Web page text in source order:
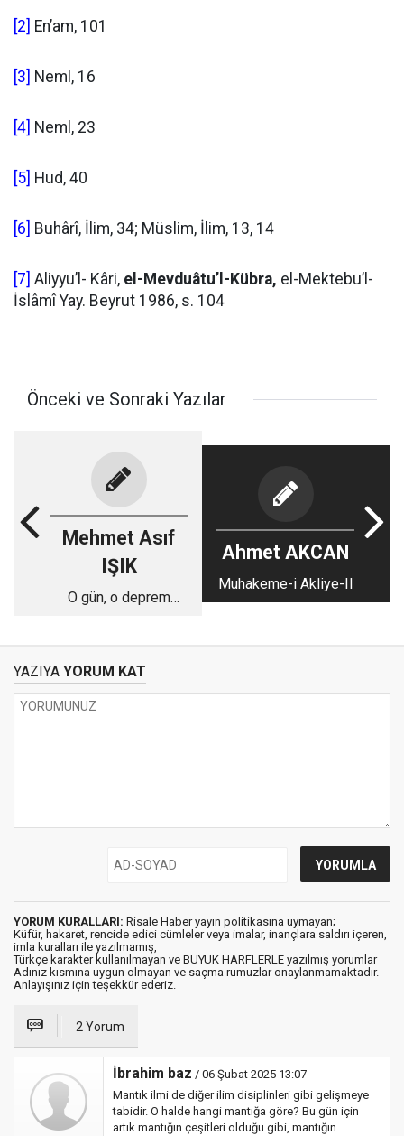
[2] En’am, 101
[3] Neml, 16
[4] Neml, 23
[5] Hud, 40
[6] Buhârî, İlim, 34; Müslim, İlim, 13, 14
[7] Aliyyu’l- Kâri, el-Mevduâtu’l-Kübra, el-Mektebu’l-
İslâmî Yay. Beyrut 1986, s. 104
Önceki ve Sonraki Yazılar
Mehmet Asıf
IŞIK
O gün, o deprem
Ahmet AKCAN
Muhakeme-i Akliye-II
YAZIYA YORUM KAT
YORUM KURALLARI: Risale Haber yayın politikasına uymayan;
Küfür, hakaret, rencide edici cümleler veya imalar, inançlara saldırı içeren,
imla kuralları ile yazılmamış,
Türkçe karakter kullanılmayan ve BÜYÜK HARFLERLE yazılmış yorumlar
Adınız kısmına uygun olmayan ve saçma rumuzlar onaylanmamaktadır.
Anlayışınız için teşekkür ederiz.
2 Yorum
İbrahim baz / 06 Şubat 2025 13:07
Mantık ilmi de diğer ilim disiplinleri gibi gelişmeye
tabidir. O halde hangi mantığa göre? Bu gün için
artık mantığın çeşitleri olduğu gibi, mantığın